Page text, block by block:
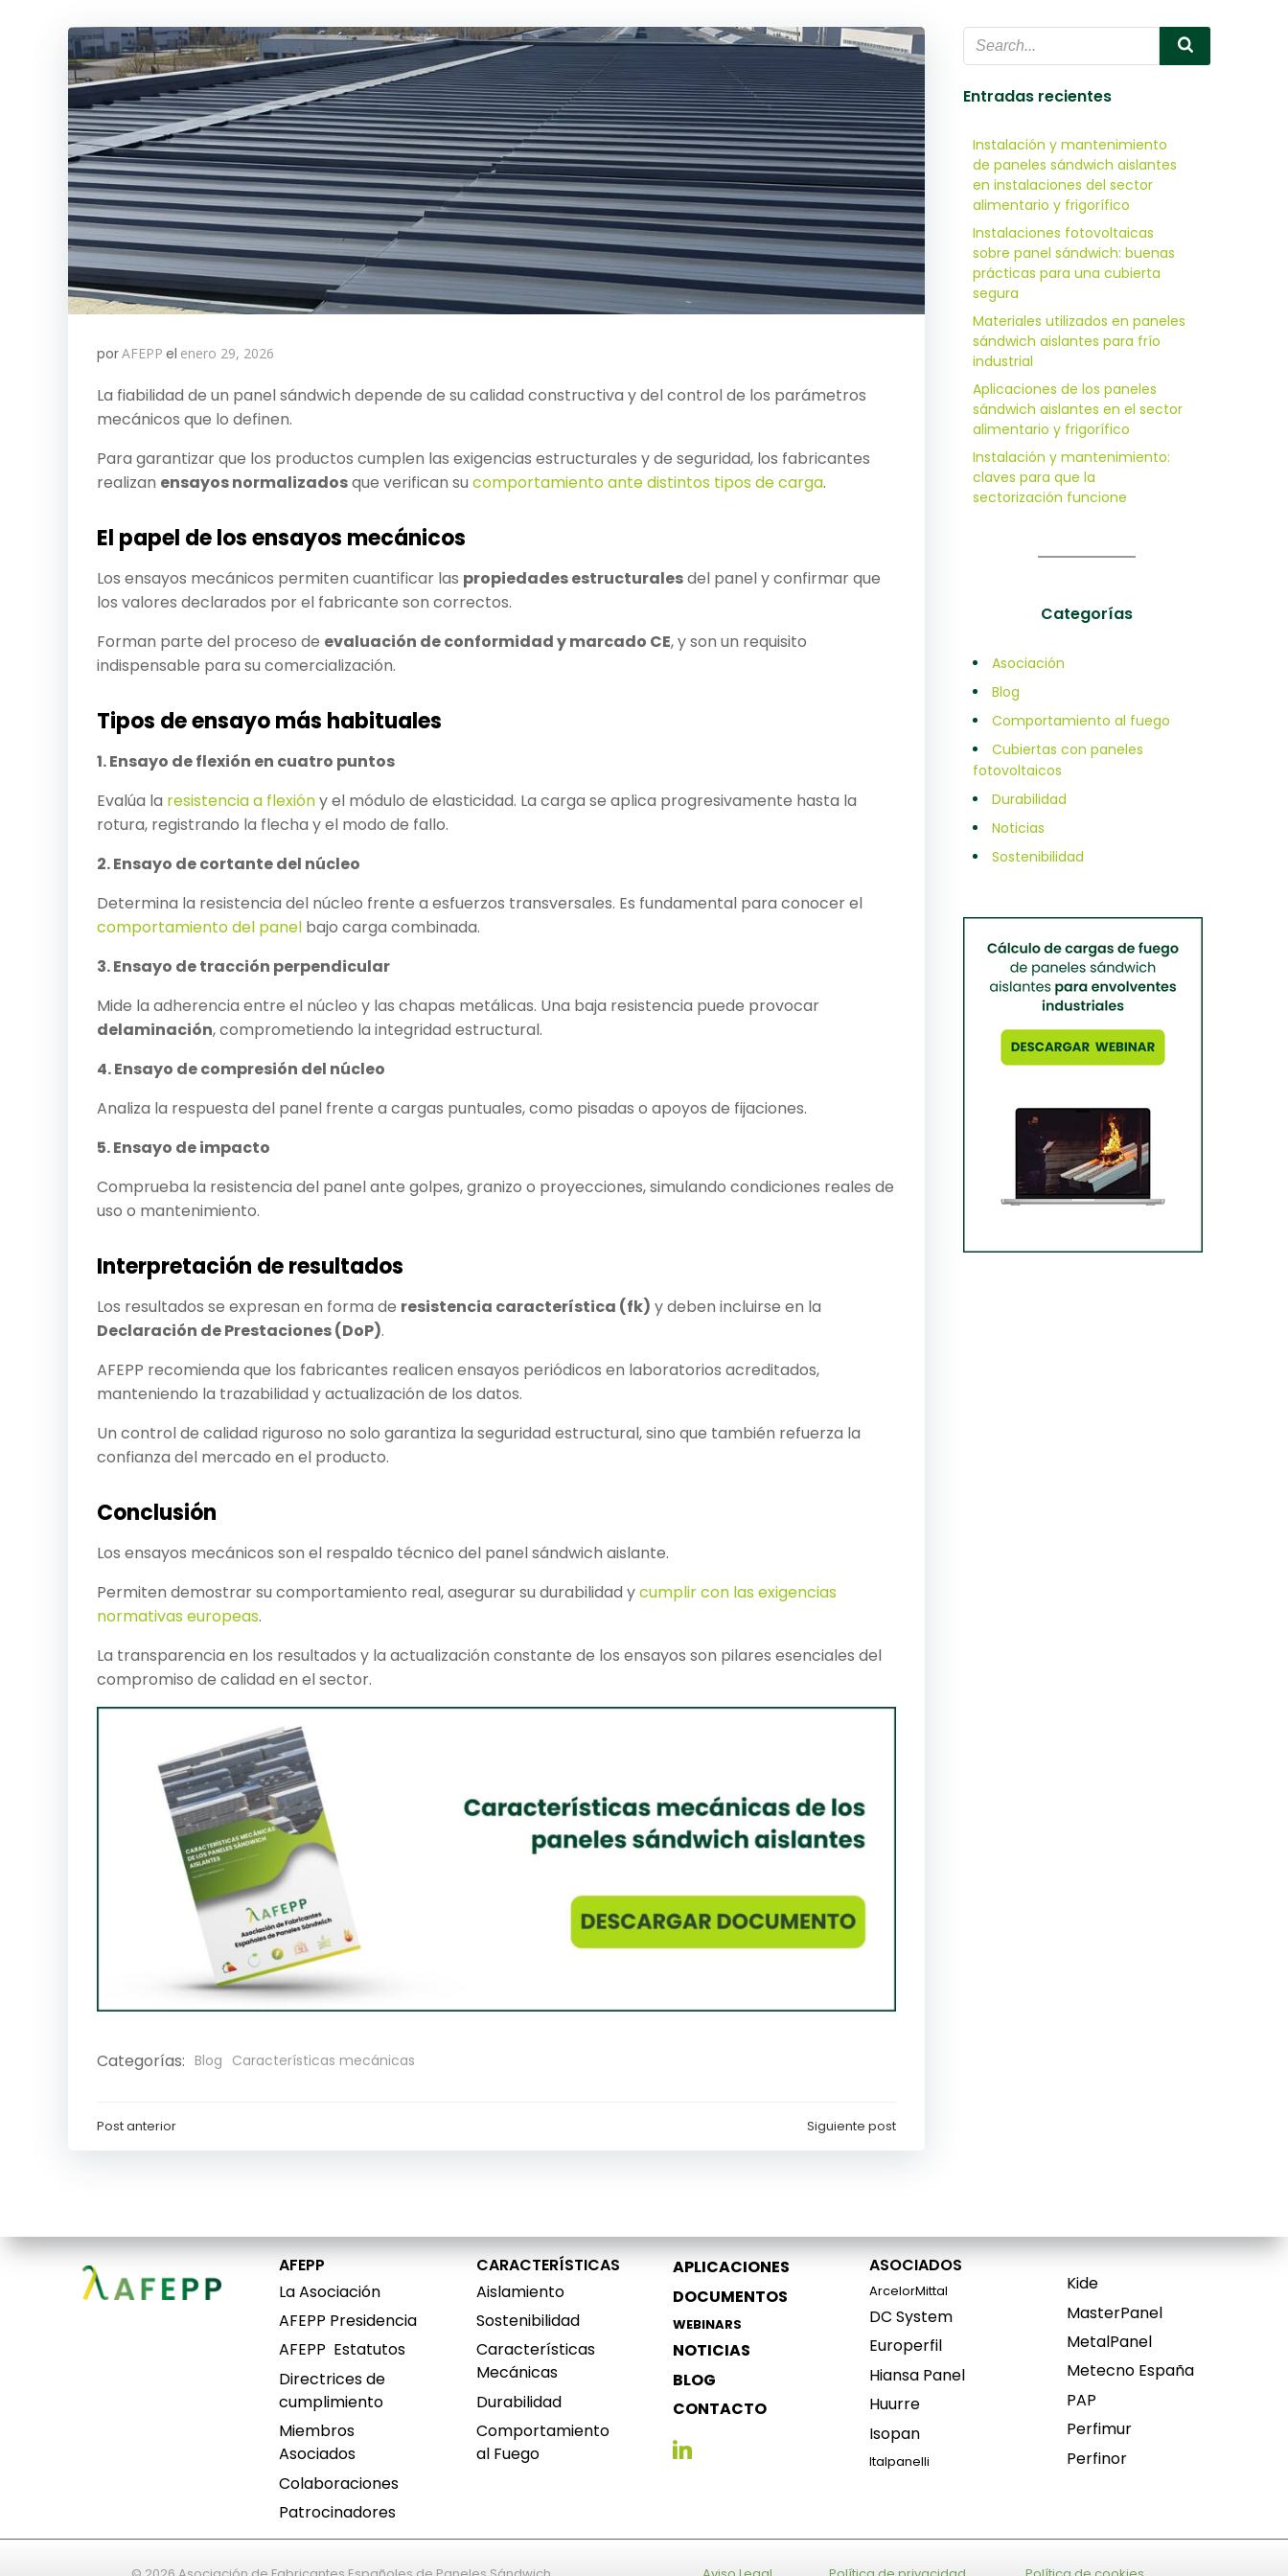
porAFEPP el enero 29, 2026
La fiabilidad de un panel sándwich depende de su calidad constructiva y del control de los parámetros
mecánicos que lo definen.
Para garantizar que los productos cumplen las exigencias estructurales y de seguridad, los fabricantes
realizan ensayos normalizadosque verifican su comportamiento ante distintos tipos de carga.
El papel de los ensayos mecánicos
Los ensayos mecánicos permiten cuantificar las propiedades estructuralesdel panel y confirmar que
los valores declarados por el fabricante son correctos.
Forman parte del proceso de evaluación de conformidad y marcado CE, y son un requisito
indispensable para su comercialización.
Tipos de ensayo más habituales
1. Ensayo de flexión en cuatro puntos
Evalúa la resistencia a flexióny el módulo de elasticidad. La carga se aplica progresivamente hasta la
rotura, registrando la flecha y el modo de fallo.
2. Ensayo de cortante del núcleo
Determina la resistencia del núcleo frente a esfuerzos transversales. Es fundamental para conocer el
comportamiento del panel bajo carga combinada.
3. Ensayo de tracción perpendicular
Mide la adherencia entre el núcleo y las chapas metálicas. Una baja resistencia puede provocar
delaminación, comprometiendo la integridad estructural.
4. Ensayo de compresión del núcleo
Analiza la respuesta del panel frente a cargas puntuales, como pisadas o apoyos de fijaciones.
5. Ensayo de impacto
Comprueba la resistencia del panel ante golpes, granizo o proyecciones, simulando condiciones reales de
uso o mantenimiento.
Interpretación de resultados
Los resultados se expresan en forma de resistencia característica (fk) y deben incluirse en la
Declaración de Prestaciones (DoP).
AFEPP recomienda que los fabricantes realicen ensayos periódicos en laboratorios acreditados,
manteniendo la trazabilidad y actualización de los datos.
Un control de calidad riguroso no solo garantiza la seguridad estructural, sino que también refuerza la
confianza del mercado en el producto.
Conclusión
Los ensayos mecánicos son el respaldo técnico del panel sándwich aislante.
Permiten demostrar su comportamiento real, asegurar su durabilidad ycumplir con las exigencias
normativas europeas.
La transparencia en los resultados y la actualización constante de los ensayos son pilares esenciales del
compromiso de calidad en el sector.
Categorías: Blog Características mecánicas
Navegación
Post anterior
Navegación
Siguiente post
Entradas recientes
Instalación y mantenimiento
de paneles sándwich aislantes
en instalaciones del sector
alimentario y frigorífico
Instalaciones fotovoltaicas
sobre panel sándwich: buenas
prácticas para una cubierta
segura
Materiales utilizados en paneles
sándwich aislantes para frío
industrial
Aplicaciones de los paneles
sándwich aislantes en el sector
alimentario y frigorífico
Instalación y mantenimiento:
claves para que la
sectorización funcione
Categorías
Asociación
Blog
Comportamiento al fuego
Cubiertas con paneles
fotovoltaicos
Durabilidad
Noticias
Sostenibilidad
AFEPP
La Asociación
AFEPP Presidencia
AFEPP Estatutos
Directrices de
cumplimiento
Miembros
Asociados
Colaboraciones
Patrocinadores
CARACTERÍSTICAS
Aislamiento
Sostenibilidad
Características
Mecánicas
Durabilidad
Comportamiento
al Fuego
APLICACIONES
DOCUMENTOS
WEBINARS
NOTICIAS
BLOG
CONTACTO
ASOCIADOS
ArcelorMittal
DC System
Europerfil
Hiansa Panel
Huurre
Isopan
Italpanelli
Kide
MasterPanel
MetalPanel
Metecno España
PAP
Perfimur
Perfinor